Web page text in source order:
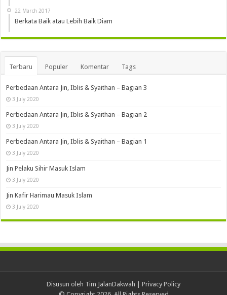
22 March 2017
Berkata Baik atau Lebih Baik Diam
Terbaru Populer Komentar Tags
Perbedaan Antara Jin, Iblis & Syaithan – Bagian 3
3 July 2020
Perbedaan Antara Jin, Iblis & Syaithan – Bagian 2
3 July 2020
Perbedaan Antara Jin, Iblis & Syaithan – Bagian 1
3 July 2020
Jin Pelaku Sihir Masuk Islam
3 July 2020
Jin Kafir Harimau Masuk Islam
3 July 2020
Disusun oleh Tim JalanDakwah | Privacy Policy